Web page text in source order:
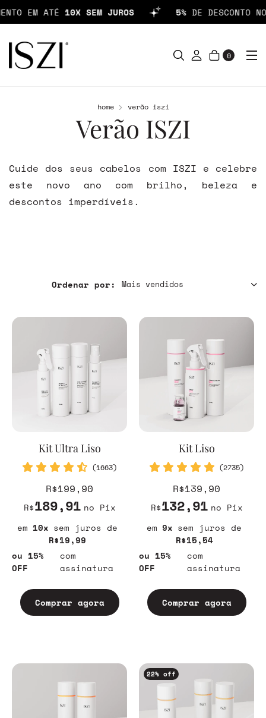
EM ATÉ10X SEM JUROS 5%DE DESCONTO NO
0
home verão iszi
Verão ISZI
Cuide dos seus cabelos com ISZI e celebre
este novo ano com brilho, beleza e
descontos imperdíveis.
Ordenar por:
Kit Ultra Liso
(1663)
R$199,90
R$189,91 no Pix
10
R$19,99
sem juros
ou 15%
OFF
com
assinatura
Comprar agora
Kit Liso
(2735)
R$139,90
R$132,91 no Pix
9
R$15,54
sem juros
ou 15%
OFF
com
assinatura
Comprar agora
22% off